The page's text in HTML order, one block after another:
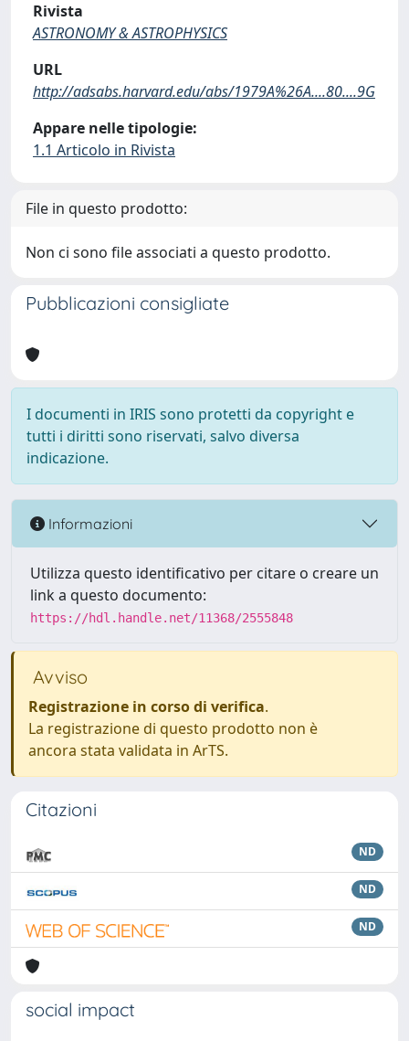
Rivista
ASTRONOMY & ASTROPHYSICS
URL
http://adsabs.harvard.edu/abs/1979A%26A....80....9G
Appare nelle tipologie:
1.1 Articolo in Rivista
File in questo prodotto:
Non ci sono file associati a questo prodotto.
Pubblicazioni consigliate
I documenti in IRIS sono protetti da copyright e
tutti i diritti sono riservati, salvo diversa
indicazione.
Informazioni
Utilizza questo identificativo per citare o creare un
link a questo documento:
https://hdl.handle.net/11368/2555848
Avviso
Registrazione in corso di verifica.
La registrazione di questo prodotto non è
ancora stata validata in ArTS.
Citazioni
ND
ND
ND
social impact